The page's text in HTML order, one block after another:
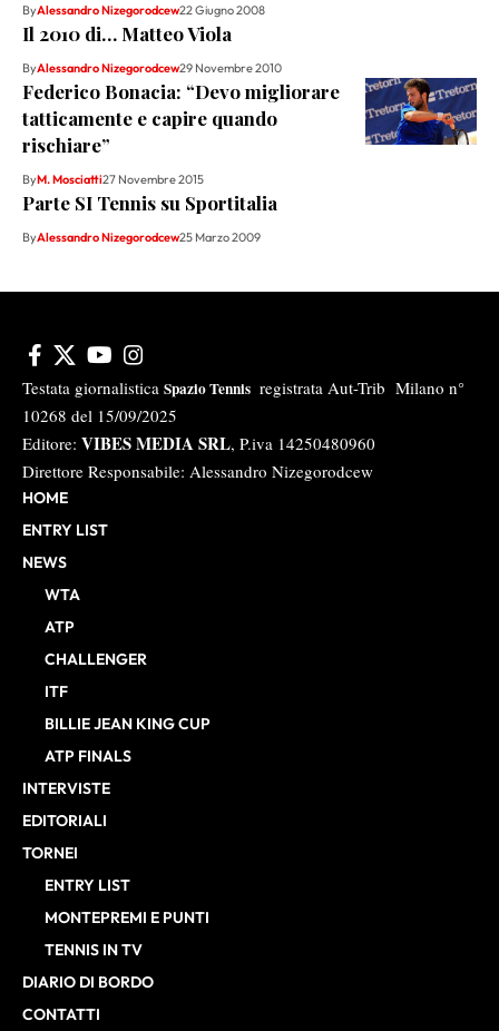
ByAlessandro Nizegorodcew22 Giugno 2008
Il 2010 di… Matteo Viola
ByAlessandro Nizegorodcew29 Novembre 2010
Federico Bonacia: “Devo migliorare
tatticamente e capire quando
rischiare”
ByM. Mosciatti27 Novembre 2015
Parte SI Tennis su Sportitalia
ByAlessandro Nizegorodcew25 Marzo 2009
Testata giornalistica Spazio Tennis registrata Aut-Trib Milano n°
10268 del 15/09/2025
Editore: VIBES MEDIA SRL, P.iva 14250480960
Direttore Responsabile: Alessandro Nizegorodcew
HOME
ENTRY LIST
NEWS
WTA
ATP
CHALLENGER
ITF
BILLIE JEAN KING CUP
ATP FINALS
INTERVISTE
EDITORIALI
TORNEI
ENTRY LIST
MONTEPREMI E PUNTI
TENNIS IN TV
DIARIO DI BORDO
CONTATTI